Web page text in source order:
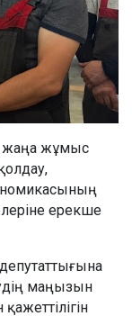
жаңа жұмыс
ерекше
маңызын